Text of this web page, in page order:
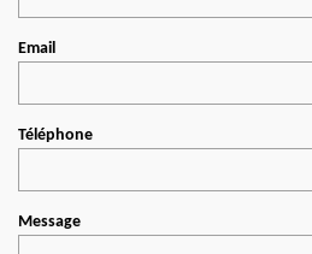
Email
Téléphone
Message